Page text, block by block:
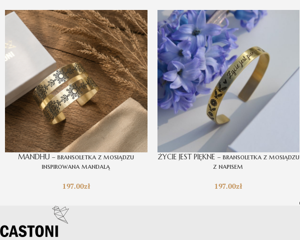
MANDHU – bransoletka z mosiądzu
inspirowana mandalą
197.00zł
ŻYCIE JEST PIĘKNE – bransoletka z mosiądzu
z napisem
197.00zł